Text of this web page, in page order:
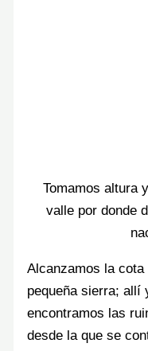
Tomamos altura
valle por donde
Alcanzamos la
pequeña sierra; allí
encontramos las
desde la que se